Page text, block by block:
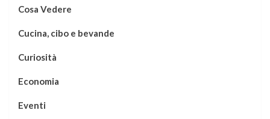
Cosa Vedere
Cucina, cibo e bevande
Curiosità
Economia
Eventi